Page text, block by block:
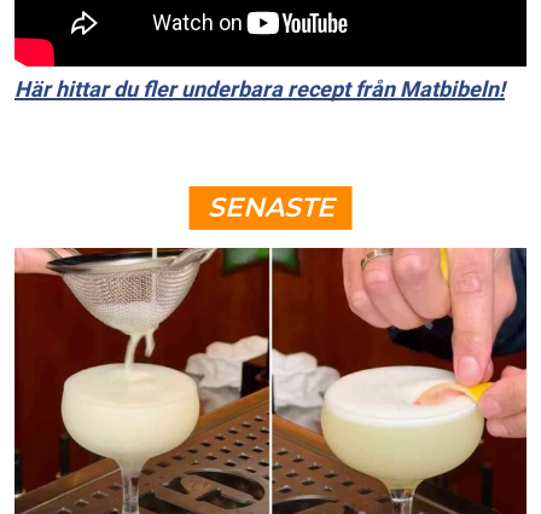
Här hittar du fler underbara recept från Matbibeln!
SENASTE